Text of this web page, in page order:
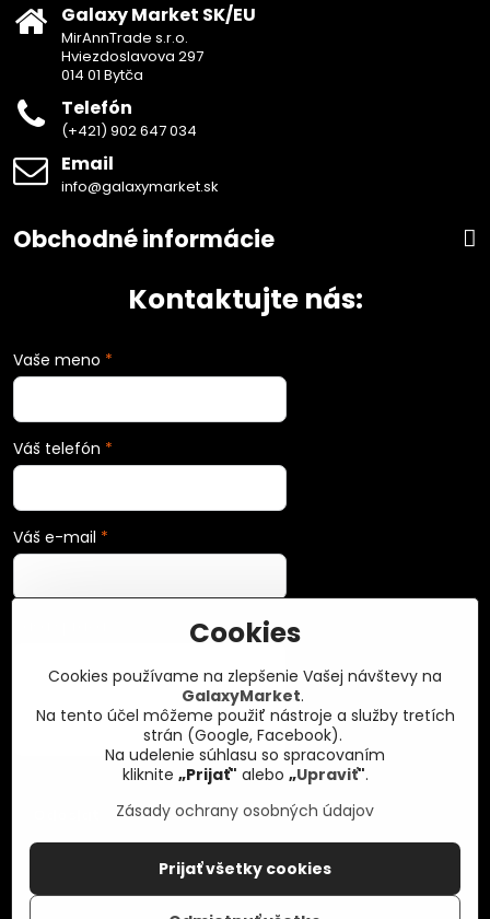
Galaxy Market SK/EU
MirAnnTrade s.r.o.
Hviezdoslavova 297
014 01 Bytča
Telefón
(+421) 902 647 034
Email
info@galaxymarket.sk
Obchodné informácie
Kontaktujte nás:
Vaše meno *
Váš telefón *
Váš e-mail *
Cookies
Cookies používame na zlepšenie Vašej návštevy na
GalaxyMarket.
Na tento účel môžeme použiť nástroje a služby tretích
strán (Google, Facebook).
Na udelenie súhlasu so spracovaním
kliknite „Prijať" alebo „Upraviť".
Zásady ochrany osobných údajov
Prijať všetky cookies